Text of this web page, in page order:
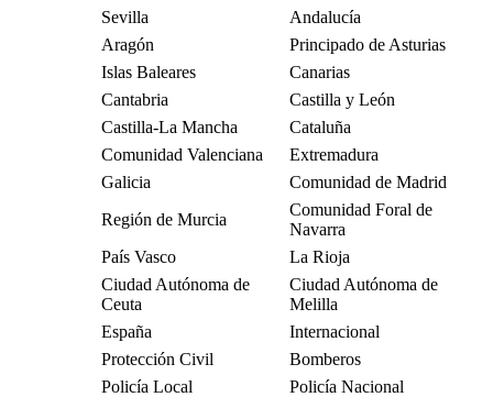
Sevilla
Andalucía
Aragón
Principado de Asturias
Islas Baleares
Canarias
Cantabria
Castilla y León
Castilla-La Mancha
Cataluña
Comunidad Valenciana
Extremadura
Galicia
Comunidad de Madrid
Región de Murcia
Comunidad Foral de
Navarra
País Vasco
La Rioja
Ciudad Autónoma de
Ceuta
Ciudad Autónoma de
Melilla
España
Internacional
Protección Civil
Bomberos
Policía Local
Policía Nacional